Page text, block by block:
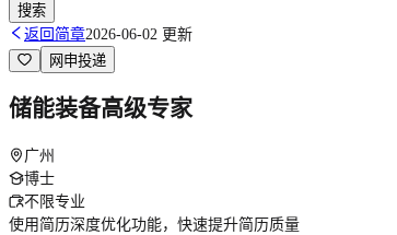
搜索
返回简章2026-06-02 更新
网申投递
储能装备高级专家
广州
博士
不限专业
使用简历深度优化功能，快速提升简历质量